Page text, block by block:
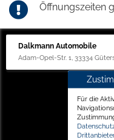
Öffnungszeiten
Dalkmann Automobile
Adam-Opel-Str. 1, 33334
Für die